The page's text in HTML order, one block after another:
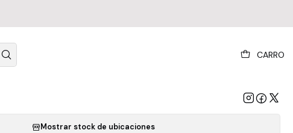
CARRO
Radio-activity Cd Europe [nuevo
Mostrar stock de ubicaciones